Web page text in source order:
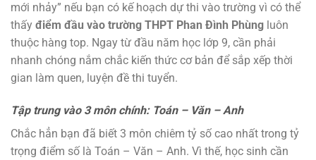
mới nhảy” nếu bạn có kế hoạch dự thi vào trường vì có thể
thấy điểm đầu vào trường THPT Phan Đình Phùng luôn
thuộc hàng top. Ngay từ đầu năm học lớp 9, cần phải
nhanh chóng nắm chắc kiến thức cơ bản để sắp xếp thời
gian làm quen, luyện đề thi tuyển.
Tập trung vào 3 môn chính: Toán – Văn – Anh
Chắc hẳn bạn đã biết 3 môn chiêm tỷ số cao nhất trong tỷ
trọng điểm số là Toán – Văn – Anh. Vì thế, học sinh cần